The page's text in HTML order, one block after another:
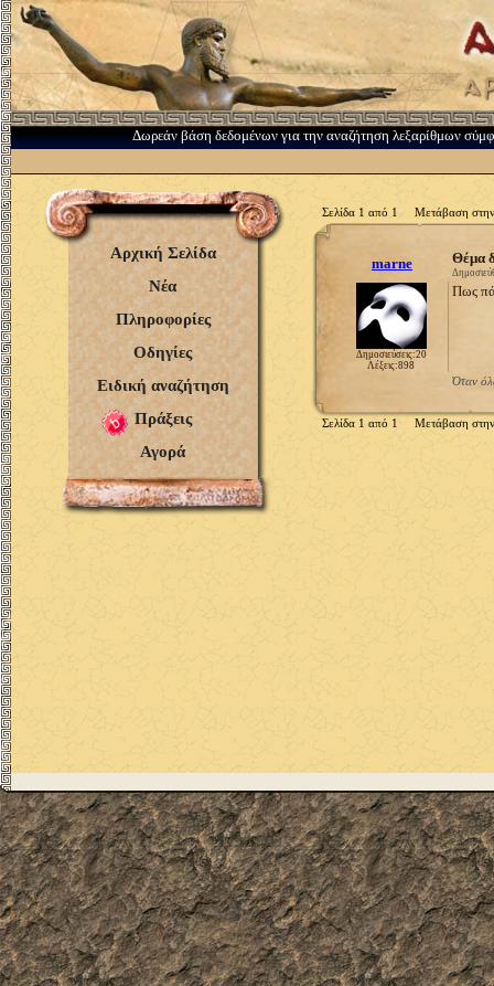
Δωρεάν βάση δεδομένων για την αναζήτηση λεξαρίθμων
Αρχική Σελίδα
Νέα
Πληροφορίες
Οδηγίες
Ειδική αναζήτηση
Πράξεις
Αγορά
Σελίδα 1 από 1 Μετάβαση
marne Θέμα
Δημοσιεύσεις:20
Λέξεις:898
Πως
Όταν
Σελίδα 1 από 1 Μετάβαση